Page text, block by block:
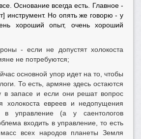
Основание всегда есть. Главное -
инструмент. Но опять же говорю - у
хороший опыт, очень хороший
- если не допустят холокоста
не потребуются;
основной упор идет на то, чтобы
То есть, армяне здесь остаются
в запасе и если они решат вопрос
холокоста евреев и недопущения
в управление (а у саентологов
входить в управление, то есть
масс всех народов планеты Земля